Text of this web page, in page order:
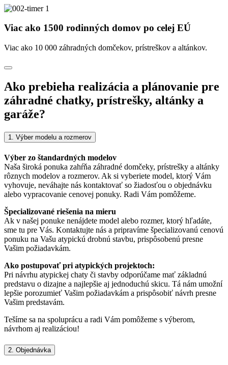
Viac ako 1500 rodinných domov po celej EÚ
Viac ako 10 000 záhradných domčekov, prístreškov a altánkov.
Ako prebieha realizácia a plánovanie pre
záhradné chatky, prístrešky, altánky a
garáže?
1. Výber modelu a rozmerov
Výber zo štandardných modelov
Naša široká ponuka zahŕňa záhradné domčeky, prístrešky a altánky
rôznych modelov a rozmerov. Ak si vyberiete model, ktorý Vám
vyhovuje, neváhajte nás kontaktovať so žiadosťou o objednávku
alebo vypracovanie cenovej ponuky. Radi Vám pomôžeme.
Špecializované riešenia na mieru
Ak v našej ponuke nenájdete model alebo rozmer, ktorý hľadáte,
sme tu pre Vás. Kontaktujte nás a pripravíme špecializovanú cenovú
ponuku na Vašu atypickú drobnú stavbu, prispôsobenú presne
Vašim požiadavkám.
Ako postupovať pri atypických projektoch:
Pri návrhu atypickej chaty či stavby odporúčame mať základnú
predstavu o dizajne a najlepšie aj jednoduchú skicu. Tá nám umožní
lepšie porozumieť Vašim požiadavkám a prispôsobiť návrh presne
Vašim predstavám.
Tešíme sa na spoluprácu a radi Vám pomôžeme s výberom,
návrhom aj realizáciou!
2. Objednávka